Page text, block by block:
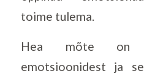
toime tulema.
Hea mõte on
emotsioonidest ja